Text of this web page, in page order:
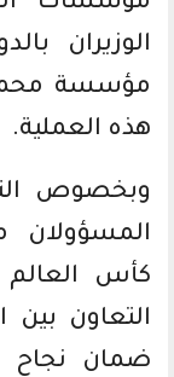
الوزيران
مؤسسة
هذه العملية.
وبخصوص
المسؤولان
التعاون
ضمان نجاح